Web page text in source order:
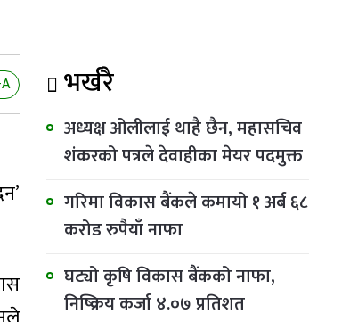
भर्खरै
अध्यक्ष ओलीलाई थाहै छैन, महासचिव
शंकरको पत्रले देवाहीका मेयर पदमुक्त
गरिमा विकास बैंकले कमायो १ अर्ब ६८
करोड रुपैयाँ नाफा
घट्यो कृषि विकास बैंकको नाफा,
निष्क्रिय कर्जा ४.०७ प्रतिशत